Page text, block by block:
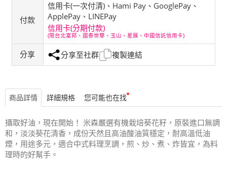
付款
信用卡(一次付清)、Hami Pay、GooglePay、
ApplePay、LINEPay
信用卡(分期付款)
(限台北富邦、國泰世華、玉山、星展、中國信託信用卡)
分享 分享至社群 複製連結
商品詳情 詳細規格 您可能也在找
攝取好油，現在開始！ 米森嚴選有機栽培葵花籽，原裝進口無調
和，淡淡葵花清香，成份天然且高油酸油質穩定，耐高溫低油
煙，用途多元，適合中式料理烹調，煎、炒、煮、炸皆宜，為料
理時的好幫手。